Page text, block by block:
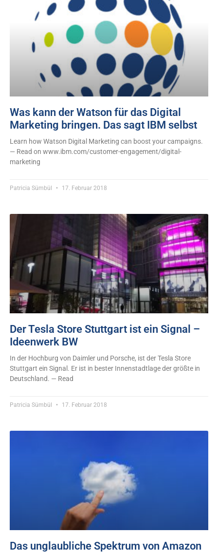
Was kann der Watson für das Digital
Marketing bringen. Das sagt IBM selbst
Learn how Watson Digital Marketing can boost your campaigns.
— Read on www.ibm.com/customer-engagement/digital-
marketing
Patricia Sümbül 17. Februar 2018
Der Tesla Store Stuttgart ist ein Signal –
Ideenwerk BW
In der Hochburg von Daimler und Porsche, ist der Tesla Store
Stuttgart ein Signal. Er ist in bester Innenstadtlage der größte in
Deutschland. — Read
Patricia Sümbül 17. Februar 2018
Das unglaubliche Spektrum von Amazon